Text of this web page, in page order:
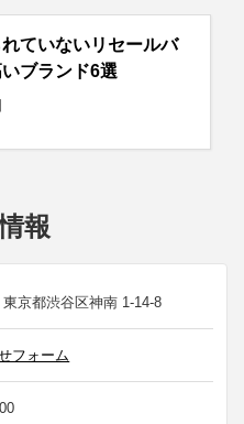
ていないリセールバ
ブランド6選
報
東京都渋谷区神南 1-14-8
フォーム